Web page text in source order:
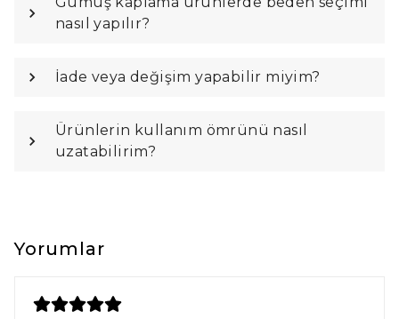
nasıl yapılır?
İade veya değişim yapabilir miyim?
Ürünlerin kullanım ömrünü nasıl
uzatabilirim?
Yorumlar